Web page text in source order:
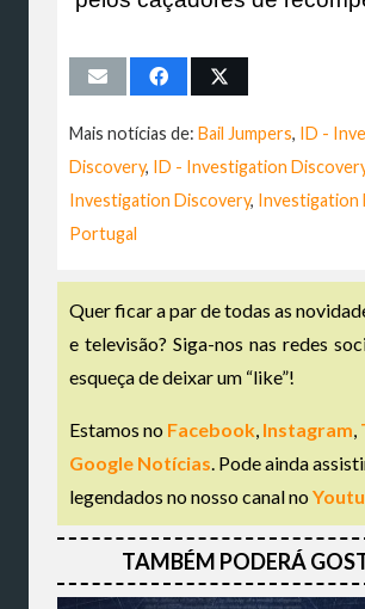
Mais notícias de: Bail Jumpers, ID -
Discovery, ID - Investigation
Investigation Discovery, Investigation
Portugal
Quer ficar a par de todas as
e televisão? Siga-nos nas redes
esqueça de deixar um “like”!
Estamos no Facebook Instagram
Google Notícias . Pode ainda
legendados no nosso canal no
TAMBÉM PODERÁ